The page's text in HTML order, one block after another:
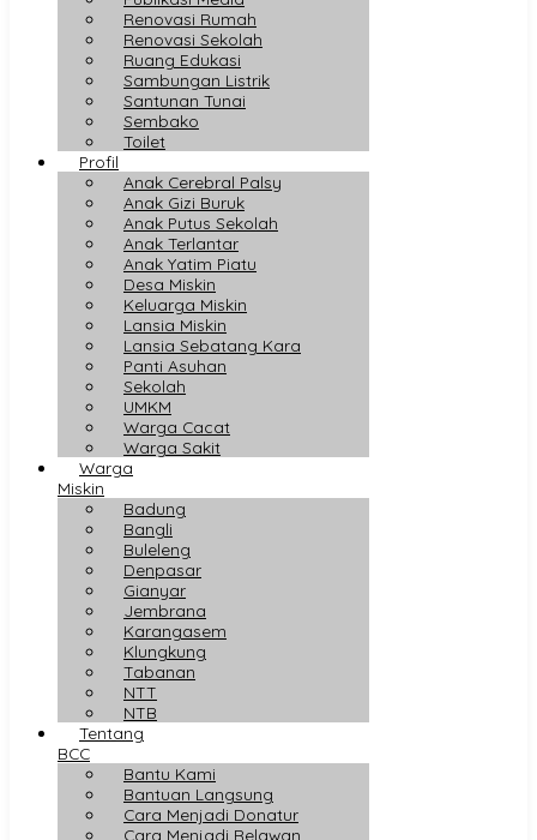
Renovasi Rumah
Renovasi Sekolah
Ruang Edukasi
Sambungan Listrik
Santunan Tunai
Sembako
Toilet
Profil
Anak Cerebral Palsy
Anak Gizi Buruk
Anak Putus Sekolah
Anak Terlantar
Anak Yatim Piatu
Desa Miskin
Keluarga Miskin
Lansia Miskin
Lansia Sebatang Kara
Panti Asuhan
Sekolah
UMKM
Warga Cacat
Warga Sakit
Warga
Miskin
Badung
Bangli
Buleleng
Denpasar
Gianyar
Jembrana
Karangasem
Klungkung
Tabanan
NTT
NTB
Tentang
BCC
Bantu Kami
Bantuan Langsung
Cara Menjadi Donatur
Cara Menjadi Relawan